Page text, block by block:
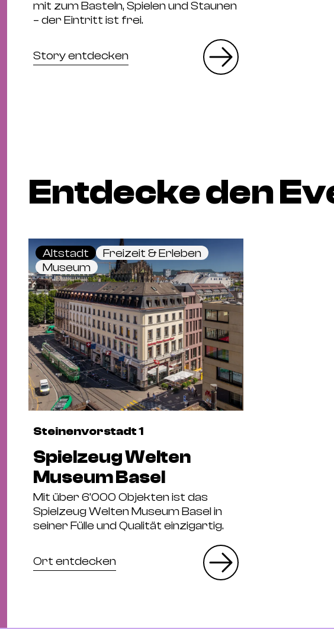
mit zum Basteln, Spielen und Staunen
– der Eintritt ist frei.
Story entdecken
Entdecke den
Altstadt
Freizeit & Erleben
Museum
Steinenvorstadt 1
Spielzeug Welten
Museum Basel
Mit über 6’000 Objekten ist das
Spielzeug Welten Museum Basel in
seiner Fülle und Qualität einzigartig.
Ort entdecken